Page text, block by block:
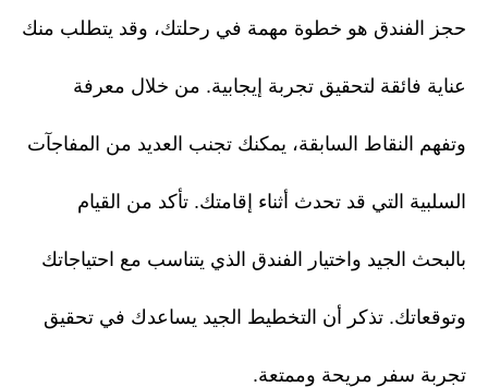
حجز الفندق هو خطوة مهمة في رحلتك، وقد يتطلب منك
عناية فائقة لتحقيق تجربة إيجابية. من خلال معرفة
وتفهم النقاط السابقة، يمكنك تجنب العديد من المفاجآت
السلبية التي قد تحدث أثناء إقامتك. تأكد من القيام
بالبحث الجيد واختيار الفندق الذي يتناسب مع احتياجاتك
وتوقعاتك. تذكر أن التخطيط الجيد يساعدك في تحقيق
تجربة سفر مريحة وممتعة.